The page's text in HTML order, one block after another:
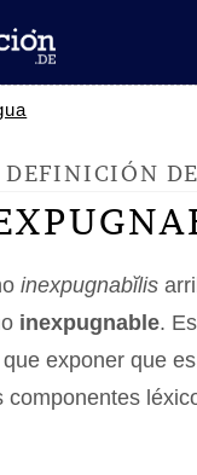
DEFINICIÓN DE
inexpugnabĭlis
inexpugnable.
exponer que
componentes